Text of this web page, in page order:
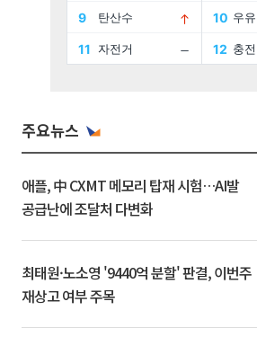
주요뉴스
애플, 中 CXMT 메모리 탑재 시험…AI발
공급난에 조달처 다변화
최태원·노소영 '9440억 분할' 판결, 이번주
재상고 여부 주목